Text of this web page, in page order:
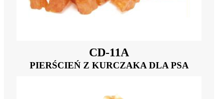
CD-11A
PIERŚCIEŃ Z KURCZAKA DLA PSA